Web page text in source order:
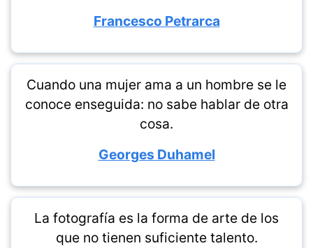
Francesco Petrarca
Cuando una mujer ama a un hombre se le
conoce enseguida: no sabe hablar de otra
cosa.
Georges Duhamel
La fotografía es la forma de arte de los
que no tienen suficiente talento.